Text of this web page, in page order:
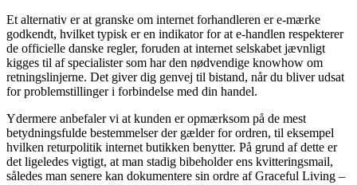
Et alternativ er at granske om internet forhandleren er e-mærke
godkendt, hvilket typisk er en indikator for at e-handlen respekterer
de officielle danske regler, foruden at internet selskabet jævnligt
kigges til af specialister som har den nødvendige knowhow om
retningslinjerne. Det giver dig genvej til bistand, når du bliver udsat
for problemstillinger i forbindelse med din handel.
Ydermere anbefaler vi at kunden er opmærksom på de mest
betydningsfulde bestemmelser der gælder for ordren, til eksempel
hvilken returpolitik internet butikken benytter. På grund af dette er
det ligeledes vigtigt, at man stadig bibeholder ens kvitteringsmail,
således man senere kan dokumentere sin ordre af Graceful Living –